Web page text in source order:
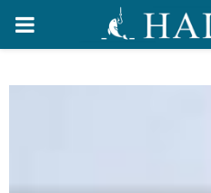
PRIMARY